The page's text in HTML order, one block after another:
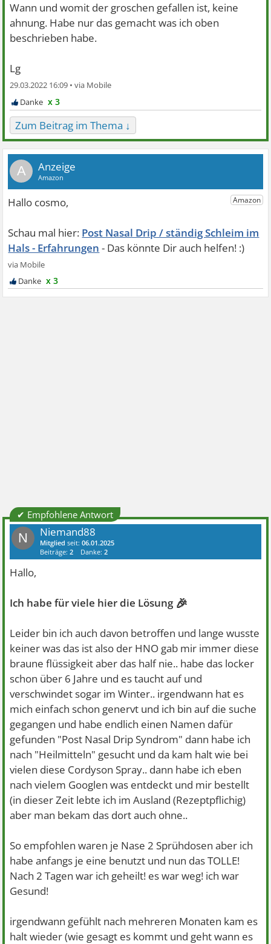
Wann und womit der groschen gefallen ist, keine
ahnung. Habe nur das gemacht was ich oben
beschrieben habe.
Lg
29.03.2022 16:09 •
x 3
Zum Beitrag im Thema ↓
A
Post Nasal Drip / ständig Schleim im
Hals - Erfahrungen
x 3
✔ Empfohlene Antwort
N Niemand88
Mitglied seit:06.01.2025
Beiträge:2 Danke:2
Hallo,
Ich habe für viele hier die Lösung 🎉
Leider bin ich auch davon betroffen und lange wusste
keiner was das ist also der HNO gab mir immer diese
braune flüssigkeit aber das half nie.. habe das locker
schon über 6 Jahre und es taucht auf und
verschwindet sogar im Winter.. irgendwann hat es
mich einfach schon genervt und ich bin auf die suche
gegangen und habe endlich einen Namen dafür
gefunden "Post Nasal Drip Syndrom" dann habe ich
nach "Heilmitteln" gesucht und da kam halt wie bei
vielen diese Cordyson Spray.. dann habe ich eben
nach vielem Googlen was entdeckt und mir bestellt
(in dieser Zeit lebte ich im Ausland (Rezeptpflichig)
aber man bekam das dort auch ohne..
So empfohlen waren je Nase 2 Sprühdosen aber ich
habe anfangs je eine benutzt und nun das TOLLE!
Nach 2 Tagen war ich geheilt! es war weg! ich war
Gesund!
irgendwann gefühlt nach mehreren Monaten kam es
halt wieder (wie gesagt es kommt und geht wann es